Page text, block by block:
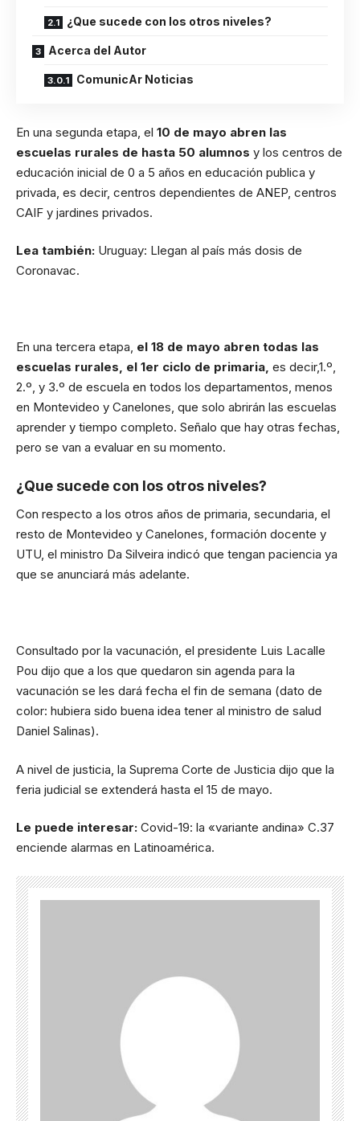
¿Que sucede con los otros niveles?
Acerca del Autor
ComunicAr Noticias
En una segunda etapa, el 10 de mayo abren las
escuelas rurales de hasta 50 alumnos y los centros de
educación inicial de 0 a 5 años en educación publica y
privada, es decir, centros dependientes de ANEP, centros
CAIF y jardines privados.
Lea también: Uruguay: Llegan al país más dosis de
Coronavac.
En una tercera etapa, el 18 de mayo abren todas las
escuelas rurales, el 1er ciclo de primaria, es decir,1.º,
2.º, y 3.º de escuela en todos los departamentos, menos
en Montevideo y Canelones, que solo abrirán las escuelas
aprender y tiempo completo. Señalo que hay otras fechas,
pero se van a evaluar en su momento.
¿Que sucede con los otros niveles?
Con respecto a los otros años de primaria, secundaria, el
resto de Montevideo y Canelones, formación docente y
UTU, el ministro Da Silveira indicó que tengan paciencia ya
que se anunciará más adelante.
Consultado por la vacunación, el presidente Luis Lacalle
Pou dijo que a los que quedaron sin agenda para la
vacunación se les dará fecha el fin de semana (dato de
color: hubiera sido buena idea tener al ministro de salud
Daniel Salinas).
A nivel de justicia, la Suprema Corte de Justicia dijo que la
feria judicial se extenderá hasta el 15 de mayo.
Le puede interesar: Covid-19: la «variante andina» C.37
enciende alarmas en Latinoamérica.